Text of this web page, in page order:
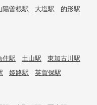
陽曽根駅 大塩駅
的形駅
住駅 土山駅
東加古川駅
姫路駅 英賀保駅